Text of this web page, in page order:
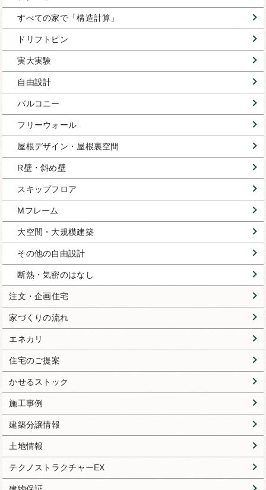
すべての家で「構造計算」
ドリフトピン
実大実験
自由設計
バルコニー
フリーウォール
屋根デザイン・屋根裏空間
R壁・斜め壁
スキップフロア
Mフレーム
大空間・大規模建築
その他の自由設計
断熱・気密のはなし
注文・企画住宅
家づくりの流れ
エネカリ
住宅のご提案
かせるストック
施工事例
建築分譲情報
土地情報
テクノストラクチャーEX